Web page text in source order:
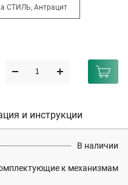
СТИЛЬ, Антрацит
и инструкции
В наличии
к механизмам